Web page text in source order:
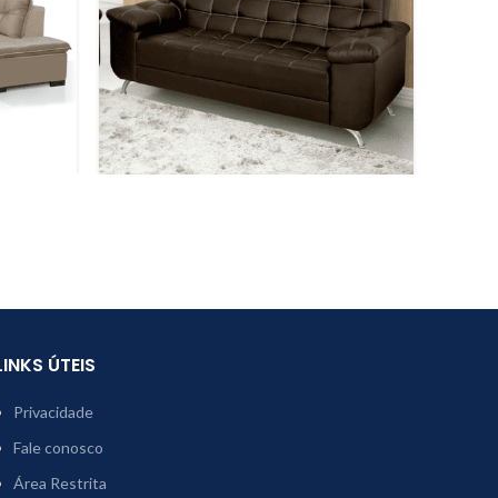
ÚTEIS
Privacidade
Fale conosco
Área Restrita